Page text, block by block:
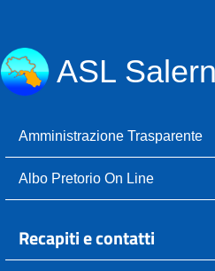
ASL
Amministrazione Trasparente
Albo Pretorio On Line
Recapiti e contatti